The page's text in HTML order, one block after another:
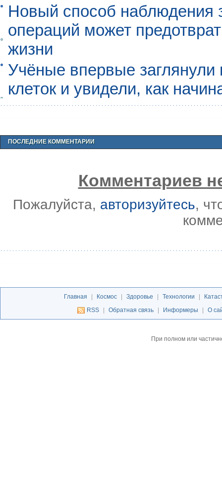
Новый способ наблюдения
операций может
жизни
Учёные впервые
клеток и увидели, как
ПОСЛЕДНИЕ КОММЕНТАРИИ
Комментариев
Пожалуйста, авторизуйтесь,
Главная | Космос | Здоровье | Технологии |
RSS
| Обратная связь | Информеры | О
При полном или